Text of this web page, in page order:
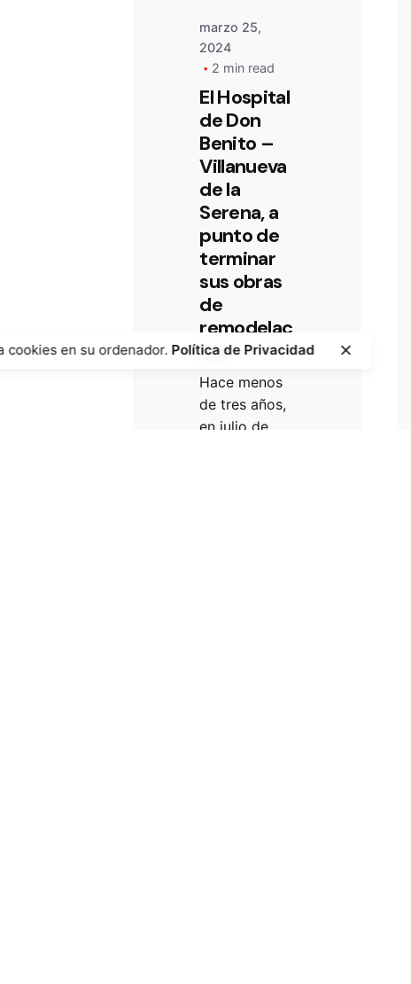
marzo 25,
2024
2 min read
El Hospital
de Don
Benito –
Villanueva
de la
Serena, a
punto de
terminar
sus obras
de
remodelac
ión.
Hace menos
de tres años,
en julio de
cookies en su ordenador. Política de Privacidad